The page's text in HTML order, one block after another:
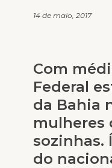
14 de maio, 2017
Com
Federal
da Bahia
mulheres
sozinhas.
do